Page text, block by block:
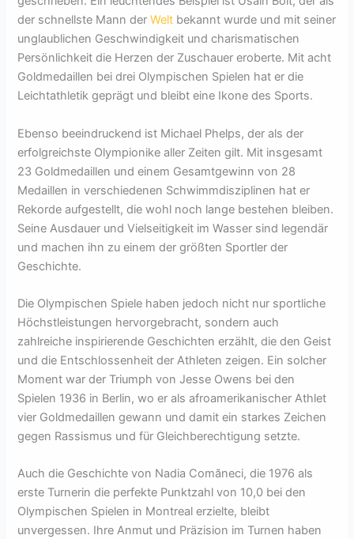
der schnellste Mann derWelt bekannt wurde und mit seiner
unglaublichen Geschwindigkeit und charismatischen
Persönlichkeit die Herzen der Zuschauer eroberte. Mit acht
Goldmedaillen bei drei Olympischen Spielen hat er die
Leichtathletik geprägt und bleibt eine Ikone des Sports.
Ebenso beeindruckend ist Michael Phelps, der als der
erfolgreichste Olympionike aller Zeiten gilt. Mit insgesamt
23 Goldmedaillen und einem Gesamtgewinn von 28
Medaillen in verschiedenen Schwimmdisziplinen hat er
Rekorde aufgestellt, die wohl noch lange bestehen bleiben.
Seine Ausdauer und Vielseitigkeit im Wasser sind legendär
und machen ihn zu einem der größten Sportler der
Geschichte.
Die Olympischen Spiele haben jedoch nicht nur sportliche
Höchstleistungen hervorgebracht, sondern auch
zahlreiche inspirierende Geschichten erzählt, die den Geist
und die Entschlossenheit der Athleten zeigen. Ein solcher
Moment war der Triumph von Jesse Owens bei den
Spielen 1936 in Berlin, wo er als afroamerikanischer Athlet
vier Goldmedaillen gewann und damit ein starkes Zeichen
gegen Rassismus und für Gleichberechtigung setzte.
Auch die Geschichte von Nadia Comăneci, die 1976 als
erste Turnerin die perfekte Punktzahl von 10,0 bei den
Olympischen Spielen in Montreal erzielte, bleibt
unvergessen. Ihre Anmut und Präzision im Turnen haben